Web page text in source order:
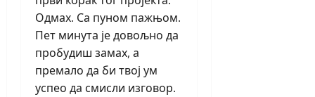
Одмах. Са пуном пажњом.
Пет минута је довољно да
пробудиш замах, а
премало да би твој ум
успео да смисли изговор.